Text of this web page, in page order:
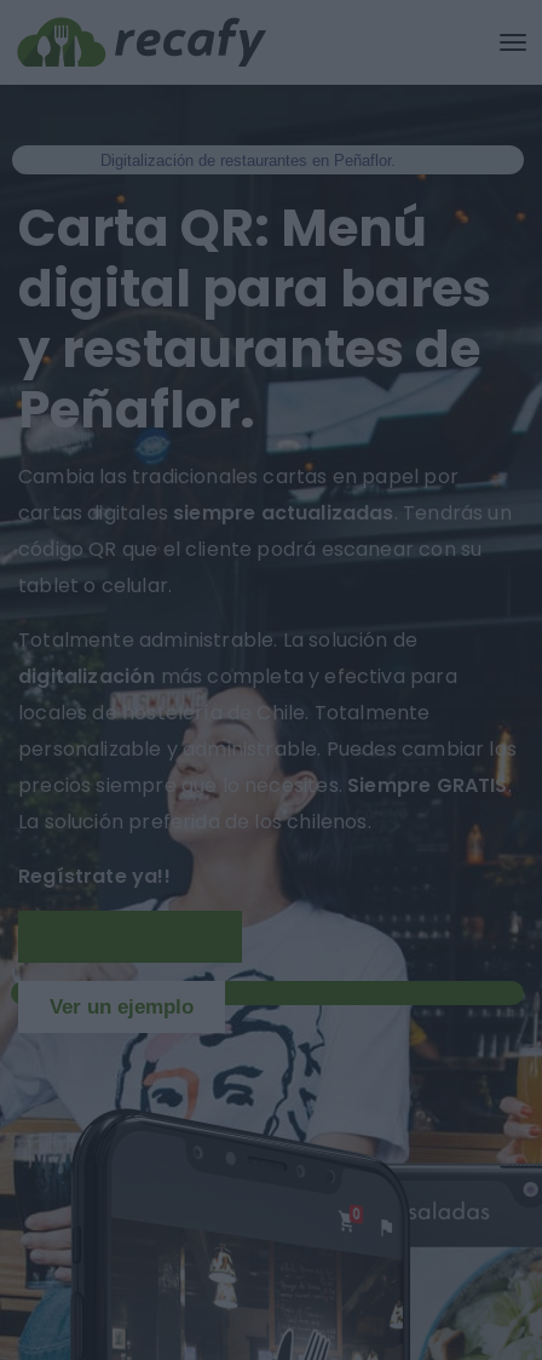
Digitalización de restaurantes en Peñaflor.
Carta QR: Menú
digital para bares
y restaurantes de
Peñaflor.
Cambia las tradicionales cartas en papel por
cartas digitales siempre actualizadas. Tendrás un
código QR que el cliente podrá escanear con su
tablet o celular.
Totalmente administrable. La solución de
digitalización más completa y efectiva para
locales de hostelería de Chile. Totalmente
personalizable y administrable. Puedes cambiar los
precios siempre que lo necesites. Siempre GRATIS.
La solución preferida de los chilenos.
Regístrate ya!!
Ver un ejemplo